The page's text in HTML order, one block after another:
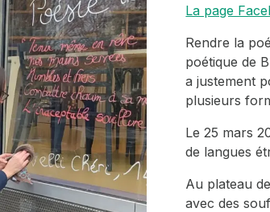
La page
Rendre la
poétique de
a justement
plusieurs
Le 25 mars
de langues
Au plateau
avec des